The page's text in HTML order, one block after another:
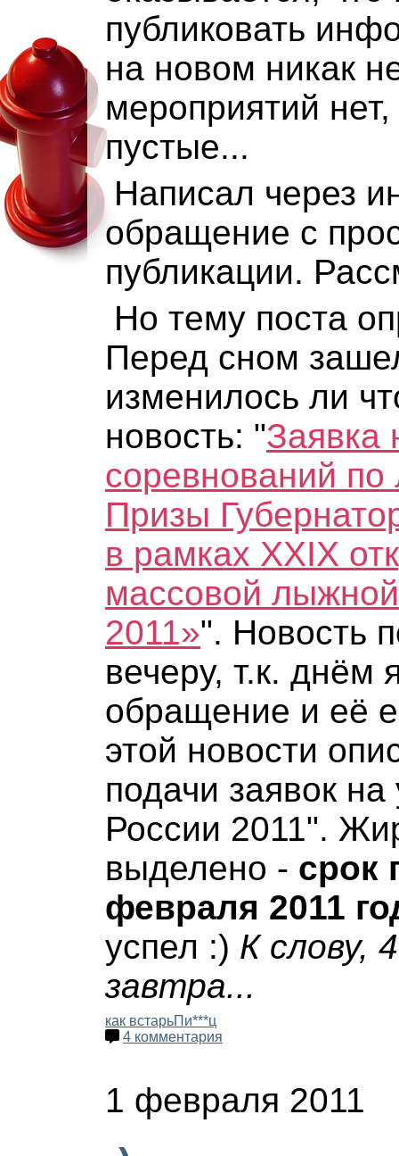
публиковать
на новом никак
мероприятий
пустые...
Написал через
обращение с
публикации.
Но тему поста
Перед сном
изменилось ли
новость: "Заявка
соревнований
Призы
в рамках XXIX
массовой
2011»". Новость
вечеру, т.к. днём
обращение и её
этой новости
подачи заявок
России 2011".
выделено - срок
февраля 2011
успел :) К слову,
завтра...
как встарьПи***ц
4 комментария
1 февраля 2011